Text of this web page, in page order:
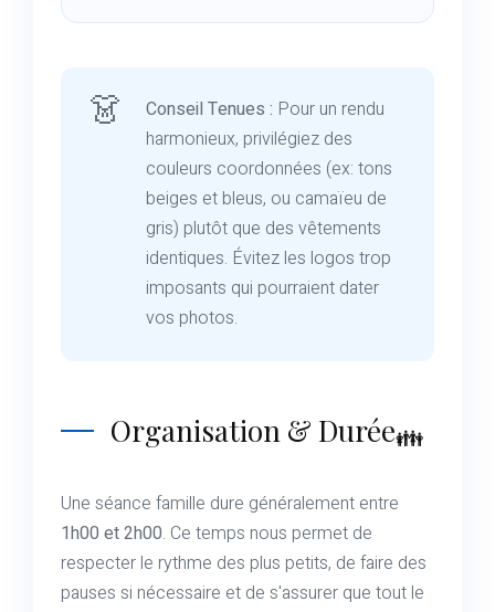
👗 Conseil Tenues : Pour un rendu
harmonieux, privilégiez des
couleurs coordonnées (ex: tons
beiges et bleus, ou camaïeu de
gris) plutôt que des vêtements
identiques. Évitez les logos trop
imposants qui pourraient dater
vos photos.
Organisation & Durée
Une séance famille dure généralement entre
1h00 et 2h00. Ce temps nous permet de
respecter le rythme des plus petits, de faire des
pauses si nécessaire et de s'assurer que tout le